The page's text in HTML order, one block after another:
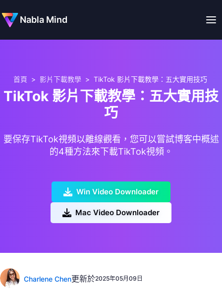
Nabla Mind
首頁 > 影片下載教學 > TikTok 影片下載教學：五大實用技巧
TikTok 影片下載教學：五大實用技
巧
要保存TikTok視頻以離線觀看，您可以嘗試博客中概述
的4種方法來下載TikTok視頻。
Win Video Downloader
Mac Video Downloader
Charlene Chen更新於2025年05月09日